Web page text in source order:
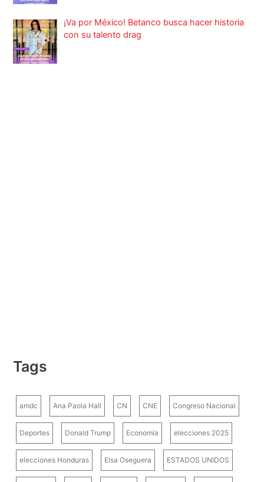
¡Va por México! Betanco busca hacer historia
con su talento drag
Tags
amdc Ana Paola Hall CN CNE Congreso Nacional
Deportes Donald Trump Economía elecciones 2025
elecciones Honduras Elsa Oseguera ESTADOS UNIDOS